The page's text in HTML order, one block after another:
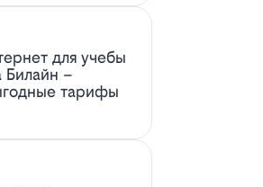
для учебы
Билайн –
тарифы